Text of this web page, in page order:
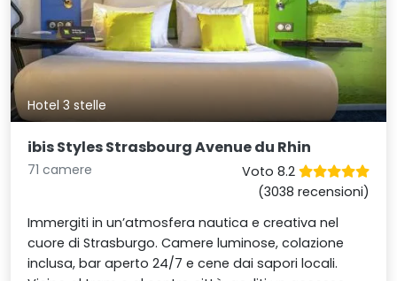
Hotel 3 stelle
ibis Styles Strasbourg Avenue du Rhin
71 camere
Voto 8.2
(3038 recensioni)
Immergiti in un’atmosfera nautica e creativa nel
cuore di Strasburgo. Camere luminose, colazione
inclusa, bar aperto 24/7 e cene dai sapori locali.